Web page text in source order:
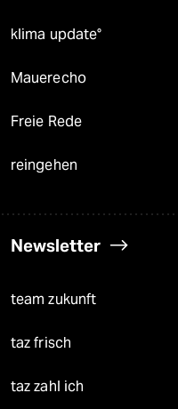
klima update°
Mauerecho
Freie Rede
reingehen
Newsletter
team zukunft
taz frisch
taz zahl ich